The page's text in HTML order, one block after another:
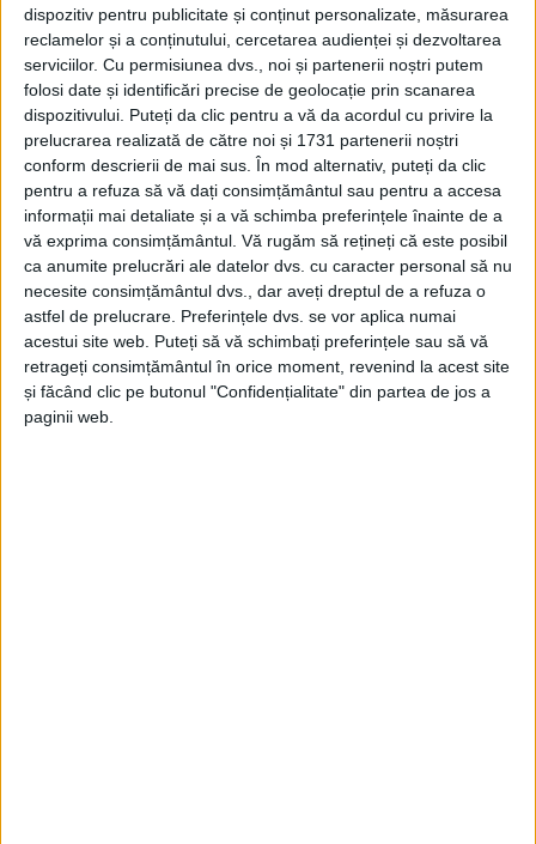
dispozitiv pentru publicitate și conținut personalizate, măsurarea
reclamelor și a conținutului, cercetarea audienței și dezvoltarea
serviciilor. Cu permisiunea dvs., noi și partenerii noștri putem
folosi date și identificări precise de geolocație prin scanarea
dispozitivului. Puteți da clic pentru a vă da acordul cu privire la
prelucrarea realizată de către noi și 1731 partenerii noștri
conform descrierii de mai sus. În mod alternativ, puteți da clic
pentru a refuza să vă dați consimțământul sau pentru a accesa
informații mai detaliate și a vă schimba preferințele înainte de a
vă exprima consimțământul. Vă rugăm să rețineți că este posibil
ca anumite prelucrări ale datelor dvs. cu caracter personal să nu
necesite consimțământul dvs., dar aveți dreptul de a refuza o
astfel de prelucrare. Preferințele dvs. se vor aplica numai
acestui site web. Puteți să vă schimbați preferințele sau să vă
retrageți consimțământul în orice moment, revenind la acest site
și făcând clic pe butonul "Confidențialitate" din partea de jos a
paginii web.
Jupân de Salon
Jupanu - 28 iulie 2026